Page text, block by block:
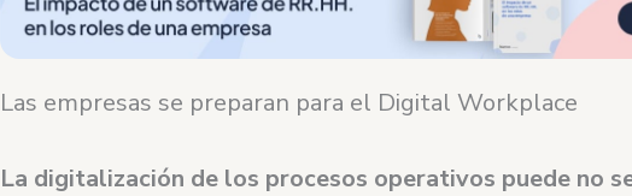
Las empresas se preparan para el Digital Workplace
La digitalización de los procesos operativos puede no